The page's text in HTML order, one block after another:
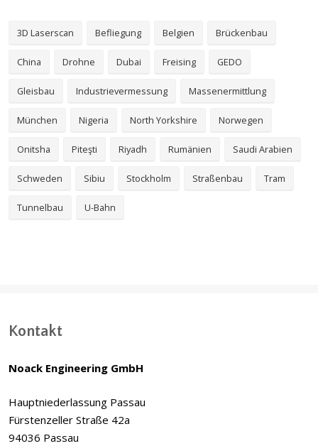
3D Laserscan Befliegung Belgien Brückenbau
China Drohne Dubai Freising GEDO
Gleisbau Industrievermessung Massenermittlung
München Nigeria North Yorkshire Norwegen
Onitsha Piteşti Riyadh Rumänien Saudi Arabien
Schweden Sibiu Stockholm Straßenbau Tram
Tunnelbau U-Bahn
Kontakt
Noack Engineering GmbH
Hauptniederlassung Passau
Fürstenzeller Straße 42a
94036 Passau